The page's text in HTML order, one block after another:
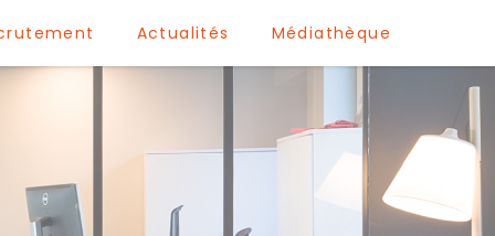
Actualités Médiathèque